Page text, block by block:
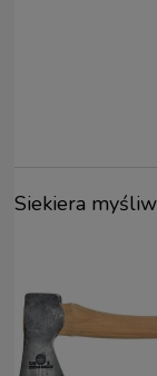
Siekiera